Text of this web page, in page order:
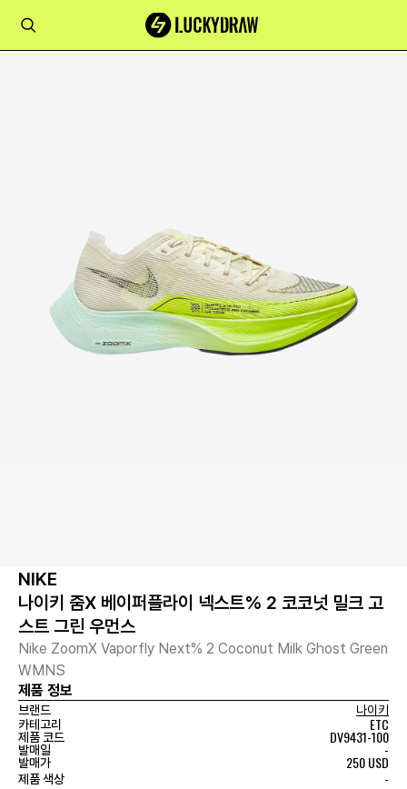
NIKE
나이키 줌X 베이퍼플라이 넥스트% 2 코코넛 밀크 고
스트 그린 우먼스
Nike ZoomX Vaporfly Next% 2 Coconut Milk Ghost Green
WMNS
제품 정보
브랜드
나이키
카테고리
ETC
제품 코드 DV9431-100
발매일 -
발매가 250 USD
제품 색상 -